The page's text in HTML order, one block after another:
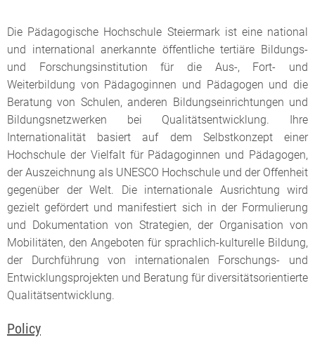
Die Pädagogische Hochschule Steiermark ist eine national
und international anerkannte öffentliche tertiäre Bildungs-
und Forschungsinstitution für die Aus-, Fort- und
Weiterbildung von Pädagoginnen und Pädagogen und die
Beratung von Schulen, anderen Bildungseinrichtungen und
Bildungsnetzwerken bei Qualitätsentwicklung. Ihre
Internationalität basiert auf dem Selbstkonzept einer
Hochschule der Vielfalt für Pädagoginnen und Pädagogen,
der Auszeichnung als UNESCO Hochschule und der Offenheit
gegenüber der Welt. Die internationale Ausrichtung wird
gezielt gefördert und manifestiert sich in der Formulierung
und Dokumentation von Strategien, der Organisation von
Mobilitäten, den Angeboten für sprachlich-kulturelle Bildung,
der Durchführung von internationalen Forschungs- und
Entwicklungsprojekten und Beratung für diversitätsorientierte
Qualitätsentwicklung.
Policy